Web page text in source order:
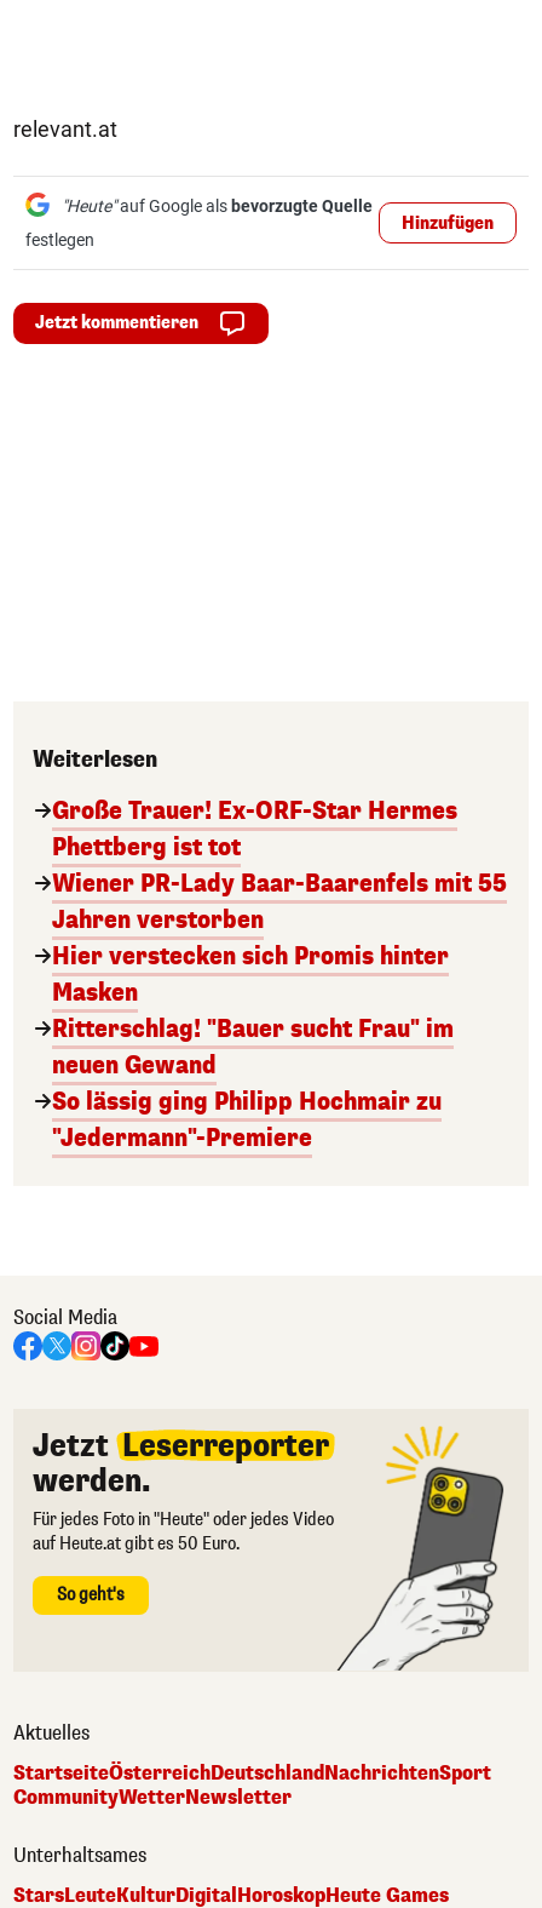
relevant.at
"Heute"auf Google als bevorzugte Quelle
festlegen
Hinzufügen
Jetzt kommentieren
Weiterlesen
Große Trauer! Ex-ORF-Star Hermes
Phettberg ist tot
Wiener PR-Lady Baar-Baarenfels mit 55
Jahren verstorben
Hier verstecken sich Promis hinter
Masken
Ritterschlag! "Bauer sucht Frau" im
neuen Gewand
So lässig ging Philipp Hochmair zu
"Jedermann"-Premiere
Social Media
Jetzt Leserreporter
werden.
Für jedes Foto in "Heute" oder jedes Video
auf Heute.at gibt es 50 Euro.
So geht's
Aktuelles
StartseiteÖsterreichDeutschlandNachrichtenSport
CommunityWetterNewsletter
Unterhaltsames
StarsLeuteKulturDigital HoroskopHeute Games